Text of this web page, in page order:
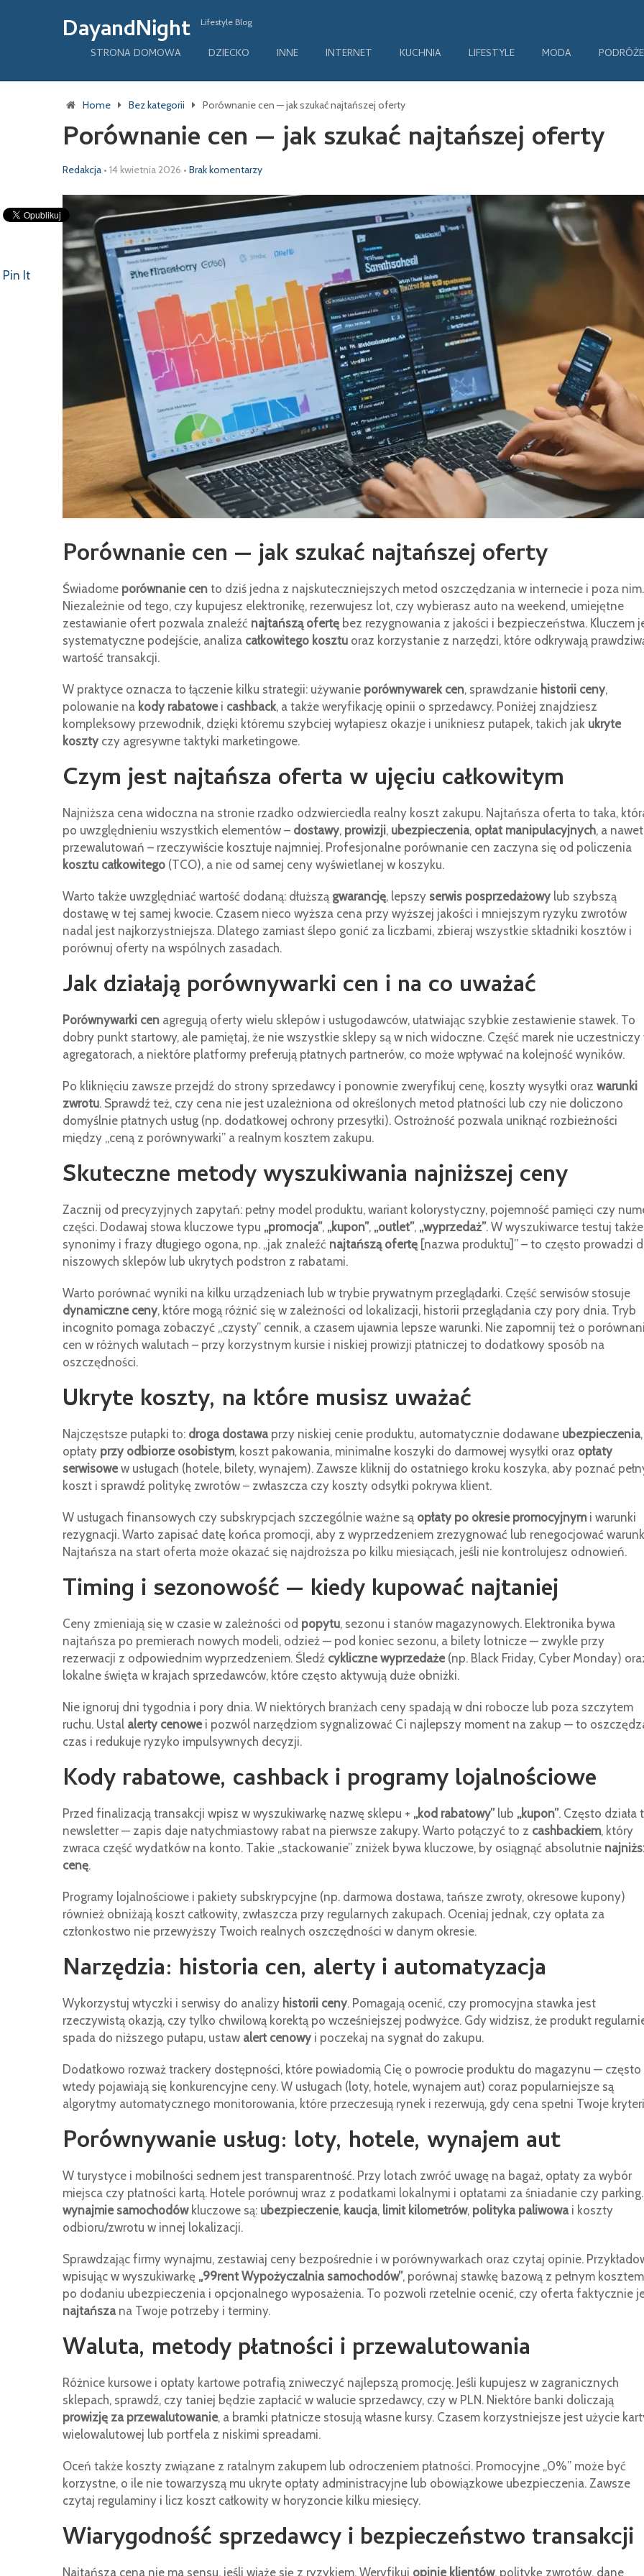
DayandNight Lifestyle Blog
STRONA DOMOWA DZIECKO INNE INTERNET KUCHNIA LIFESTYLE MODA PODRÓŻE
Home Bez kategorii Porównanie cen — jak szukać najtańszej oferty
Porównanie cen — jak szukać najtańszej oferty
Redakcja • 14 kwietnia 2026 • Brak komentarzy
Porównanie cen — jak szukać najtańszej oferty
Świadome porównanie cen to dziś jedna z najskuteczniejszych metod oszczędzania w internecie i poza nim.
Niezależnie od tego, czy kupujesz elektronikę, rezerwujesz lot, czy wybierasz auto na weekend, umiejętne
zestawianie ofert pozwala znaleźć najtańszą ofertę bez rezygnowania z jakości i bezpieczeństwa. Kluczem
systematyczne podejście, analiza całkowitego kosztu oraz korzystanie z narzędzi, które odkrywają
wartość transakcji.
W praktyce oznacza to łączenie kilku strategii: używanie porównywarek cen, sprawdzanie historii ceny,
polowanie na kody rabatowei cashback, a także weryfikację opinii o sprzedawcy. Poniżej znajdziesz
kompleksowy przewodnik, dzięki któremu szybciej wyłapiesz okazje i unikniesz pułapek, takich jak ukryte
koszty czy agresywne taktyki marketingowe.
Czym jest najtańsza oferta w ujęciu całkowitym
Najniższa cena widoczna na stronie rzadko odzwierciedla realny koszt zakupu. Najtańsza oferta to taka,
po uwzględnieniu wszystkich elementów – dostawy, prowizji, ubezpieczenia, opłat manipulacyjnych, a nawet
przewalutowań – rzeczywiście kosztuje najmniej. Profesjonalne porównanie cen zaczyna się od policzenia
kosztu całkowitego (TCO), a nie od samej ceny wyświetlanej w koszyku.
Warto także uwzględniać wartość dodaną: dłuższą gwarancję, lepszy serwis posprzedażowy lub szybszą
dostawę w tej samej kwocie. Czasem nieco wyższa cena przy wyższej jakości i mniejszym ryzyku zwrotów
nadal jest najkorzystniejsza. Dlatego zamiast ślepo gonić za liczbami, zbieraj wszystkie składniki kosztów i
porównuj oferty na wspólnych zasadach.
Jak działają porównywarki cen i na co uważać
Porównywarki cen agregują oferty wielu sklepów i usługodawców, ułatwiając szybkie zestawienie stawek. To
dobry punkt startowy, ale pamiętaj, że nie wszystkie sklepy są w nich widoczne. Część marek nie uczestniczy
agregatorach, a niektóre platformy preferują płatnych partnerów, co może wpływać na kolejność wyników.
Po kliknięciu zawsze przejdź do strony sprzedawcy i ponownie zweryfikuj cenę, koszty wysyłki oraz warunki
zwrotu. Sprawdź też, czy cena nie jest uzależniona od określonych metod płatności lub czy nie doliczono
domyślnie płatnych usług (np. dodatkowej ochrony przesyłki). Ostrożność pozwala uniknąć rozbieżności
między „ceną z porównywarki” a realnym kosztem zakupu.
Skuteczne metody wyszukiwania najniższej ceny
Zacznij od precyzyjnych zapytań: pełny model produktu, wariant kolorystyczny, pojemność pamięci czy
części. Dodawaj słowa kluczowe typu „promocja”, „kupon”, „outlet”, „wyprzedaż”. W wyszukiwarce testuj także
synonimy i frazy długiego ogona, np. „jak znaleźć najtańszą ofertę [nazwa produktu]” – to często prowadzi
niszowych sklepów lub ukrytych podstron z rabatami.
Warto porównać wyniki na kilku urządzeniach lub w trybie prywatnym przeglądarki. Część serwisów stosuje
dynamiczne ceny, które mogą różnić się w zależności od lokalizacji, historii przeglądania czy pory dnia. Tryb
incognito pomaga zobaczyć „czysty” cennik, a czasem ujawnia lepsze warunki. Nie zapomnij też o
cen w różnych walutach – przy korzystnym kursie i niskiej prowizji płatniczej to dodatkowy sposób na
oszczędności.
Ukryte koszty, na które musisz uważać
Najczęstsze pułapki to: droga dostawaprzy niskiej cenie produktu, automatycznie dodawane ubezpieczenia,
opłaty przy odbiorze osobistym, koszt pakowania, minimalne koszyki do darmowej wysyłki oraz opłaty
serwisowew usługach (hotele, bilety, wynajem). Zawsze kliknij do ostatniego kroku koszyka, aby poznać
koszt i sprawdź politykę zwrotów – zwłaszcza czy koszty odsyłki pokrywa klient.
W usługach finansowych czy subskrypcjach szczególnie ważne są opłaty po okresie promocyjnym i warunki
rezygnacji. Warto zapisać datę końca promocji, aby z wyprzedzeniem zrezygnować lub renegocjować
Najtańsza na start oferta może okazać się najdroższa po kilku miesiącach, jeśli nie kontrolujesz odnowień.
Timing i sezonowość — kiedy kupować najtaniej
Ceny zmieniają się w czasie w zależności od popytu, sezonu i stanów magazynowych. Elektronika bywa
najtańsza po premierach nowych modeli, odzież — pod koniec sezonu, a bilety lotnicze — zwykle przy
rezerwacji z odpowiednim wyprzedzeniem. Śledź cykliczne wyprzedaże(np. Black Friday, Cyber Monday)
lokalne święta w krajach sprzedawców, które często aktywują duże obniżki.
Nie ignoruj dni tygodnia i pory dnia. W niektórych branżach ceny spadają w dni robocze lub poza szczytem
ruchu. Ustal alerty cenowei pozwól narzędziom sygnalizować Ci najlepszy moment na zakup — to
czas i redukuje ryzyko impulsywnych decyzji.
Kody rabatowe, cashback i programy lojalnościowe
Przed finalizacją transakcji wpisz w wyszukiwarkę nazwę sklepu + „kod rabatowy”lub „kupon”. Często działa
newsletter — zapis daje natychmiastowy rabat na pierwsze zakupy. Warto połączyć to z cashbackiem, który
zwraca część wydatków na konto. Takie „stackowanie” zniżek bywa kluczowe, by osiągnąć absolutnie
cenę.
Programy lojalnościowe i pakiety subskrypcyjne (np. darmowa dostawa, tańsze zwroty, okresowe kupony)
również obniżają koszt całkowity, zwłaszcza przy regularnych zakupach. Oceniaj jednak, czy opłata za
członkostwo nie przewyższy Twoich realnych oszczędności w danym okresie.
Narzędzia: historia cen, alerty i automatyzacja
Wykorzystuj wtyczki i serwisy do analizy historii ceny. Pomagają ocenić, czy promocyjna stawka jest
rzeczywistą okazją, czy tylko chwilową korektą po wcześniejszej podwyżce. Gdy widzisz, że produkt
spada do niższego pułapu, ustaw alert cenowy i poczekaj na sygnał do zakupu.
Dodatkowo rozważ trackery dostępności, które powiadomią Cię o powrocie produktu do magazynu — często
wtedy pojawiają się konkurencyjne ceny. W usługach (loty, hotele, wynajem aut) coraz popularniejsze są
algorytmy automatycznego monitorowania, które przeczesują rynek i rezerwują, gdy cena spełni Twoje
Porównywanie usług: loty, hotele, wynajem aut
W turystyce i mobilności sednem jest transparentność. Przy lotach zwróć uwagę na bagaż, opłaty za wybór
miejsca czy płatności kartą. Hotele porównuj wraz z podatkami lokalnymi i opłatami za śniadanie czy
wynajmie samochodówkluczowe są: ubezpieczenie, kaucja, limit kilometrów, polityka paliwowai koszty
odbioru/zwrotu w innej lokalizacji.
Sprawdzając firmy wynajmu, zestawiaj ceny bezpośrednie i w porównywarkach oraz czytaj opinie.
wpisując w wyszukiwarkę „99rent Wypożyczalnia samochodów”, porównaj stawkę bazową z pełnym kosztem
po dodaniu ubezpieczenia i opcjonalnego wyposażenia. To pozwoli rzetelnie ocenić, czy oferta faktycznie
najtańszana Twoje potrzeby i terminy.
Waluta, metody płatności i przewalutowania
Różnice kursowe i opłaty kartowe potrafią zniweczyć najlepszą promocję. Jeśli kupujesz w zagranicznych
sklepach, sprawdź, czy taniej będzie zapłacić w walucie sprzedawcy, czy w PLN. Niektóre banki doliczają
prowizję za przewalutowanie, a bramki płatnicze stosują własne kursy. Czasem korzystniejsze jest użycie
wielowalutowej lub portfela z niskimi spreadami.
Oceń także koszty związane z ratalnym zakupem lub odroczeniem płatności. Promocyjne „0%” może być
korzystne, o ile nie towarzyszą mu ukryte opłaty administracyjne lub obowiązkowe ubezpieczenia. Zawsze
czytaj regulaminy i licz koszt całkowity w horyzoncie kilku miesięcy.
Wiarygodność sprzedawcy i bezpieczeństwo transakcji
Najtańsza cena nie ma sensu, jeśli wiąże się z ryzykiem. Weryfikuj opinie klientów, politykę zwrotów, dane
Pin It